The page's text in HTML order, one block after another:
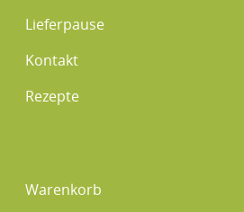
Lieferpause
Kontakt
Rezepte
Warenkorb